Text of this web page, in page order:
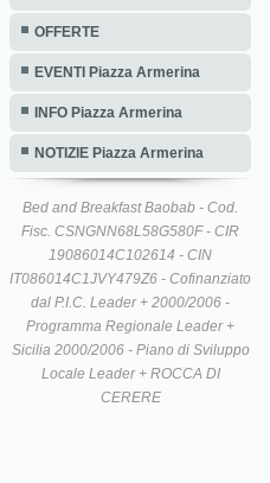
OFFERTE
EVENTI Piazza Armerina
INFO Piazza Armerina
NOTIZIE Piazza Armerina
Bed and Breakfast Baobab - Cod.
Fisc. CSNGNN68L58G580F - CIR
19086014C102614 - CIN
IT086014C1JVY479Z6 - Cofinanziato
dal P.I.C. Leader + 2000/2006 -
Programma Regionale Leader +
Sicilia 2000/2006 - Piano di Sviluppo
Locale Leader + ROCCA DI
CERERE